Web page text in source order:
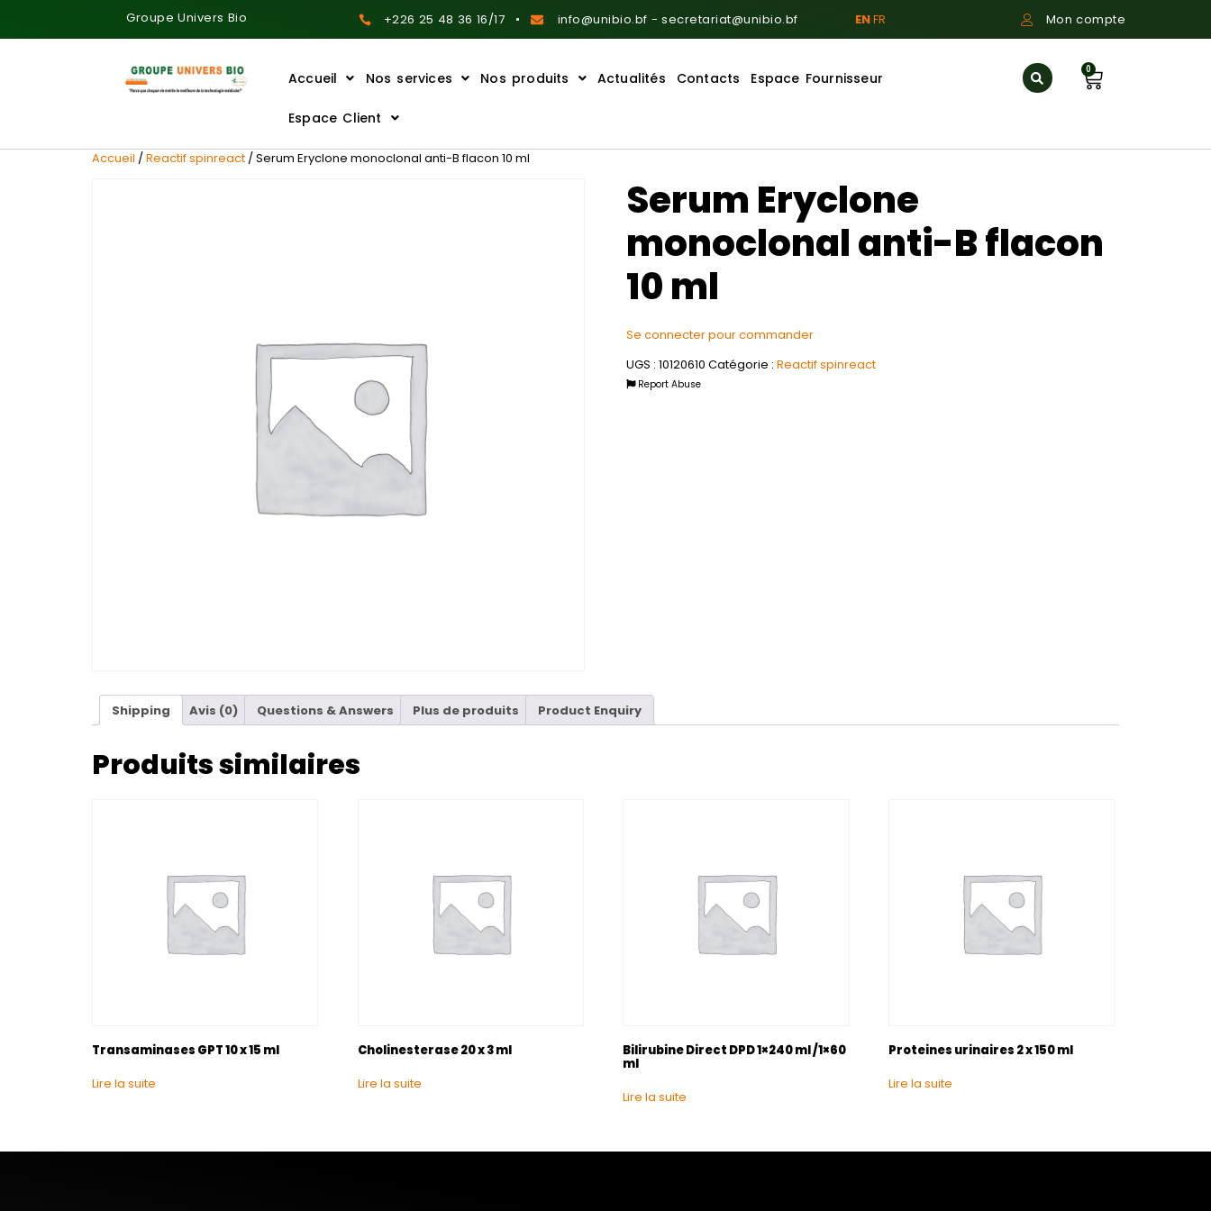
Groupe Univers Bio +226 25 48 36 16/17 info@unibio.bf - secretariat@unibio.bf ENFR Mon compte
Accueil Nos services Nos produits Actualités Contacts Espace Fournisseur
Espace Client
0
Accueil /Reactif spinreact / Serum Eryclone monoclonal anti-B flacon 10 ml
Serum Eryclone
monoclonal anti-B flacon
10 ml
Se connecter pour commander
UGS : 10120610 Catégorie : Reactif spinreact
Report Abuse
Shipping Avis (0) Questions & Answers Plus de produits Product Enquiry
Produits similaires
Transaminases GPT 10 x 15 ml
Lire la suite
Cholinesterase 20 x 3 ml
Lire la suite
Bilirubine Direct DPD 1×240 ml /1×60
ml
Lire la suite
Proteines urinaires 2 x 150 ml
Lire la suite